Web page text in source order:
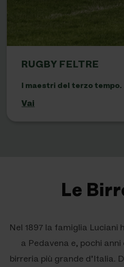
RUGBY FELTRE
I maestri del terzo tempo.
Vai
Le
Nel 1897 la famiglia Luciani
a Pedavena e, pochi
birreria più grande d’Italia.